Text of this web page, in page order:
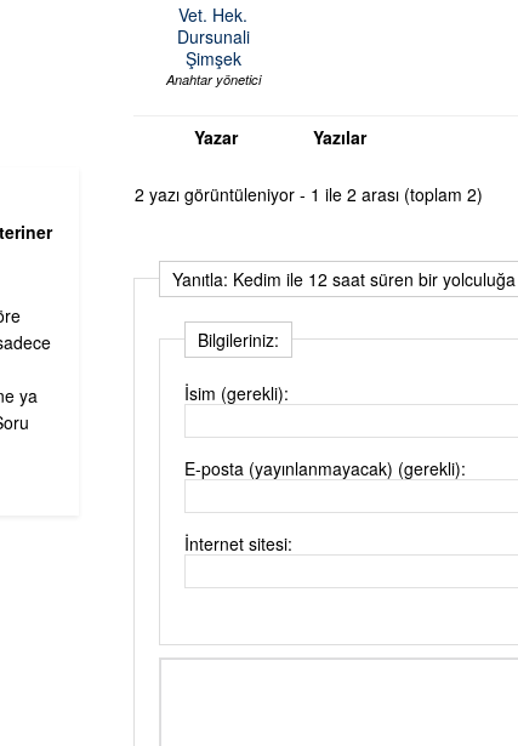
Vet. Hek.
Dursunali
Şimşek
Anahtar yönetici
Yazar Yazılar
2 yazı görüntüleniyor - 1 ile 2 arası (toplam 2)
Yanıtla: Kedim ile 12 saat süren bir
Bilgileriniz:
İsim (gerekli):
E-posta (yayınlanmayacak) (gerekli):
İnternet sitesi:
ya